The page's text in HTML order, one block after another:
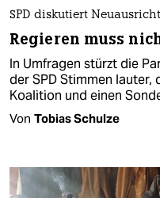
SPD diskutiert
Regieren muss
In Umfragen stürzt die
der SPD Stimmen lauter,
Koalition und einen
Von Tobias Schulze